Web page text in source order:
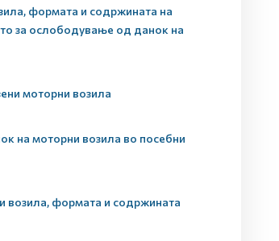
формата и содржината на
за ослободување од данок на
моторни возила
на моторни возила во посебни
возила, формата и содржината